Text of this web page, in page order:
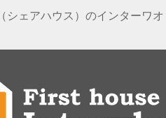
シェアハウス）のインターワオ